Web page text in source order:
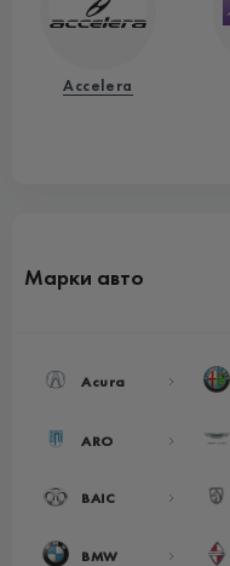
Accelera
Марки авто
Acura
ARO
BAIC
BMW